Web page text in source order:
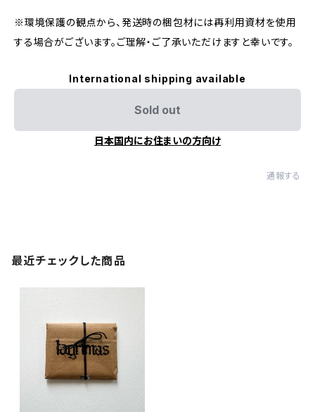
※環境保護の観点から、発送時の梱包材には再利用資材を使用
する場合がございます。ご理解・ご了承いただけますと幸いです。
International shipping available
Sold out
日本国内にお住まいの方向け
通報する
最近チェックした商品